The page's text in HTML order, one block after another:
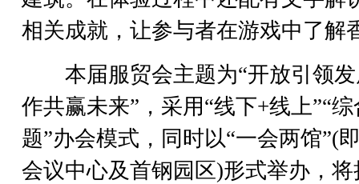
相关成就，让参与者在游戏中了解
本届服贸会主题为“开放引领
作共赢未来”，采用“线下+线上”“
题”办会模式，同时以“一会两馆”(
会议中心及首钢园区)形式举办，将